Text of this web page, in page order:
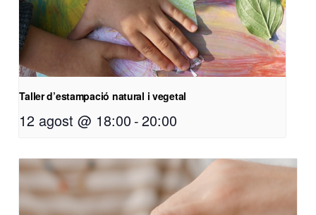
Taller d’estampació natural i vegetal
12 agost @ 18:00 -20:00